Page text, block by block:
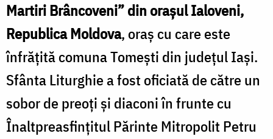
Martiri Brâncoveni” din orașul Ialoveni,
Republica Moldova, oraș cu care este
înfrățită comuna Tomești din județul Iași.
Sfânta Liturghie a fost oficiată de către un
sobor de preoți și diaconi în frunte cu
Înaltpreasfințitul Părinte Mitropolit Petru